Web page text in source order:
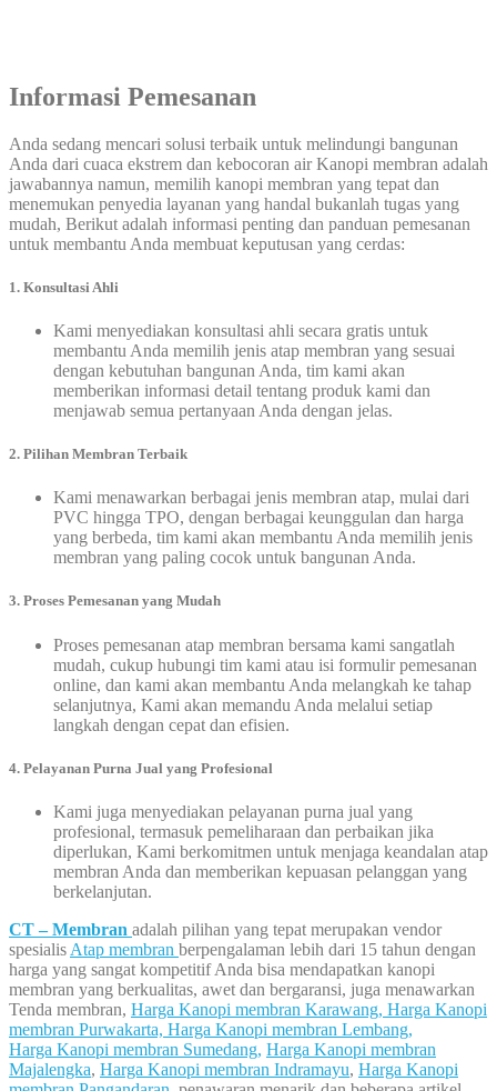
Informasi Pemesanan
Anda sedang mencari solusi terbaik untuk melindungi bangunan
Anda dari cuaca ekstrem dan kebocoran air Kanopi membran adalah
jawabannya namun, memilih kanopi membran yang tepat dan
menemukan penyedia layanan yang handal bukanlah tugas yang
mudah, Berikut adalah informasi penting dan panduan pemesanan
untuk membantu Anda membuat keputusan yang cerdas:
1. Konsultasi Ahli
Kami menyediakan konsultasi ahli secara gratis untuk
membantu Anda memilih jenis atap membran yang sesuai
dengan kebutuhan bangunan Anda, tim kami akan
memberikan informasi detail tentang produk kami dan
menjawab semua pertanyaan Anda dengan jelas.
2. Pilihan Membran Terbaik
Kami menawarkan berbagai jenis membran atap, mulai dari
PVC hingga TPO, dengan berbagai keunggulan dan harga
yang berbeda, tim kami akan membantu Anda memilih jenis
membran yang paling cocok untuk bangunan Anda.
3. Proses Pemesanan yang Mudah
Proses pemesanan atap membran bersama kami sangatlah
mudah, cukup hubungi tim kami atau isi formulir pemesanan
online, dan kami akan membantu Anda melangkah ke tahap
selanjutnya, Kami akan memandu Anda melalui setiap
langkah dengan cepat dan efisien.
4. Pelayanan Purna Jual yang Profesional
Kami juga menyediakan pelayanan purna jual yang
profesional, termasuk pemeliharaan dan perbaikan jika
diperlukan, Kami berkomitmen untuk menjaga keandalan atap
membran Anda dan memberikan kepuasan pelanggan yang
berkelanjutan.
CT – Membran adalah pilihan yang tepat merupakan vendor
spesialis Atap membran berpengalaman lebih dari 15 tahun dengan
harga yang sangat kompetitif Anda bisa mendapatkan kanopi
membran yang berkualitas, awet dan bergaransi, juga menawarkan
Tenda membran, Harga Kanopi membran Karawang, Harga Kanopi
membran Purwakarta, Harga Kanopi membran Lembang,
Harga Kanopi membran Sumedang, Harga Kanopi membran
Majalengka, Harga Kanopi membran Indramayu, Harga Kanopi